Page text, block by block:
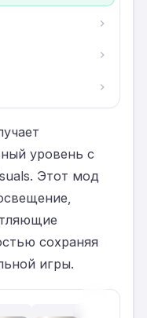
уровень с
Этот мод
сохраняя
игры.